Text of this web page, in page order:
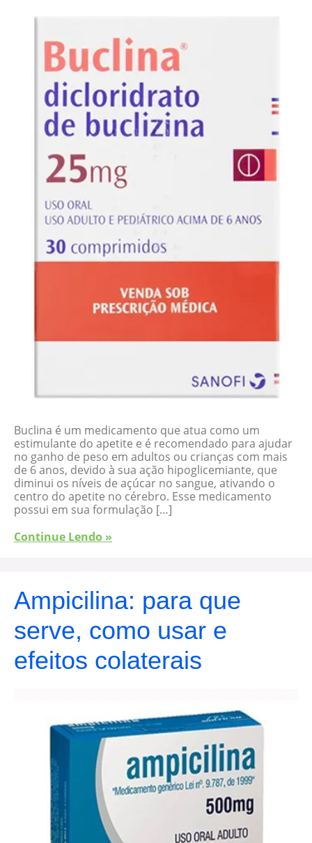
Buclina é um medicamento que atua como um
estimulante do apetite e é recomendado para ajudar
no ganho de peso em adultos ou crianças com mais
de 6 anos, devido à sua ação hipoglicemiante, que
diminui os níveis de açúcar no sangue, ativando o
centro do apetite no cérebro. Esse medicamento
possui em sua formulação […]
Continue Lendo »
Ampicilina: para que
serve, como usar e
efeitos colaterais